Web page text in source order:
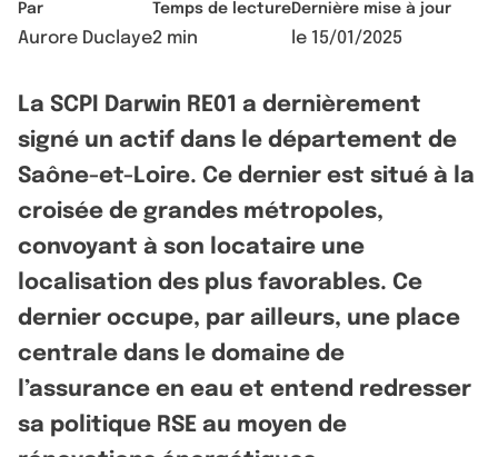
Par
Aurore Duclaye
Temps de lecture
2 min
Dernière mise à jour
le 15/01/2025
La SCPI Darwin RE01 a dernièrement
signé un actif dans le département de
Saône-et-Loire. Ce dernier est situé à la
croisée de grandes métropoles,
convoyant à son locataire une
localisation des plus favorables. Ce
dernier occupe, par ailleurs, une place
centrale dans le domaine de
l’assurance en eau et entend redresser
sa politique RSE au moyen de